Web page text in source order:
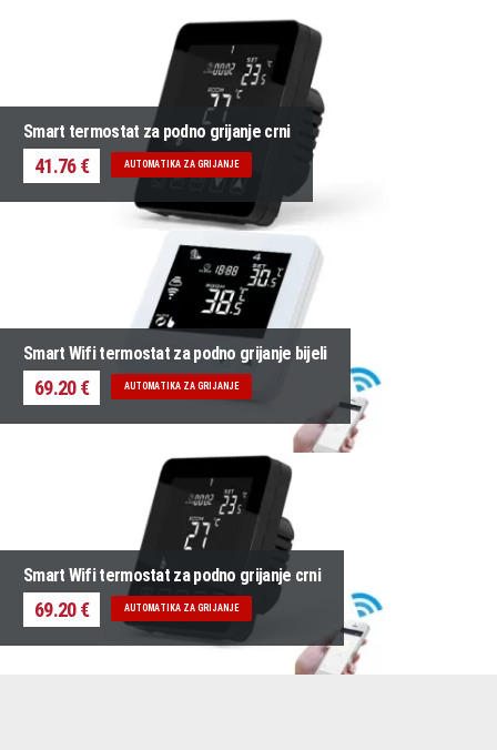
Smart termostat za podno grijanje crni
41.76 € AUTOMATIKA ZA GRIJANJE
Smart Wifi termostat za podno grijanje bijeli
69.20 € AUTOMATIKA ZA GRIJANJE
Smart Wifi termostat za podno grijanje crni
69.20 € AUTOMATIKA ZA GRIJANJE